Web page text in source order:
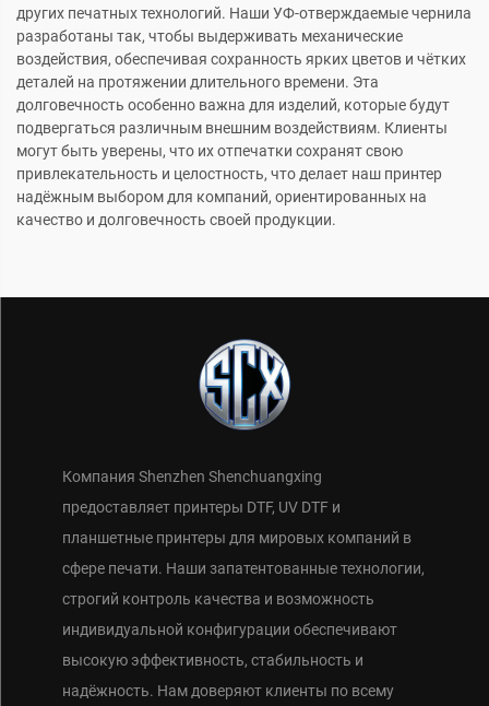
других печатных технологий. Наши УФ-отверждаемые чернила
разработаны так, чтобы выдерживать механические
воздействия, обеспечивая сохранность ярких цветов и чётких
деталей на протяжении длительного времени. Эта
долговечность особенно важна для изделий, которые будут
подвергаться различным внешним воздействиям. Клиенты
могут быть уверены, что их отпечатки сохранят свою
привлекательность и целостность, что делает наш принтер
надёжным выбором для компаний, ориентированных на
качество и долговечность своей продукции.
Компания Shenzhen Shenchuangxing
предоставляет принтеры DTF, UV DTF и
планшетные принтеры для мировых компаний в
сфере печати. Наши запатентованные технологии,
строгий контроль качества и возможность
индивидуальной конфигурации обеспечивают
высокую эффективность, стабильность и
надёжность. Нам доверяют клиенты по всему